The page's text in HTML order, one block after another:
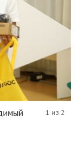
1 из 2